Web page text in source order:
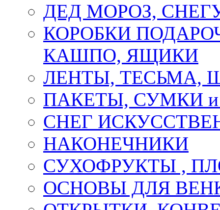
ДЕД МОРОЗ,
КОРОБКИ
КАШПО, ЯЩИКИ
ЛЕНТЫ, ТЕСЬМА,
ПАКЕТЫ, СУМКИ
СНЕГ
НАКОНЕЧНИКИ
СУХОФРУКТЫ ,
ОСНОВЫ ДЛЯ